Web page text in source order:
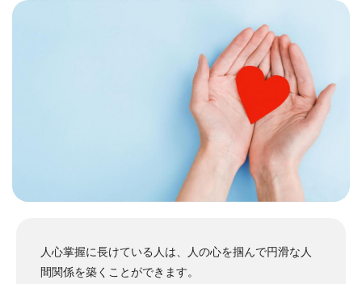
人心掌握に長けている人は、人の心を掴んで円滑な人
間関係を築くことができます。